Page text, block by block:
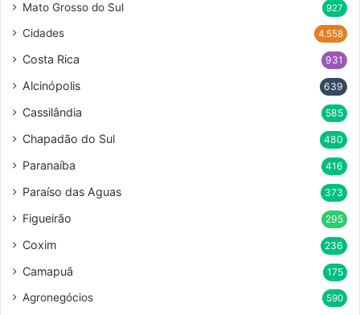
Mato Grosso do Sul 927
Cidades 4.558
Costa Rica 931
Alcinópolis 639
Cassilândia 585
Chapadão do Sul 480
Paranaíba 416
Paraíso das Aguas 373
Figueirão 295
Coxim 236
Camapuã 175
Agronegócios 590